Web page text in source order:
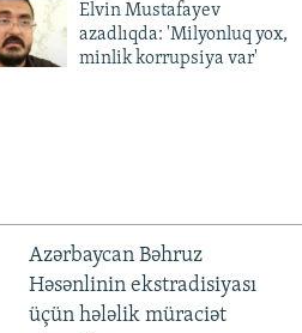
Elvin Mustafayev
azadlıqda: 'Milyonluq yox,
minlik korrupsiya var'
Azərbaycan Bəhruz
Həsənlinin ekstradisiyası
üçün hələlik müraciət